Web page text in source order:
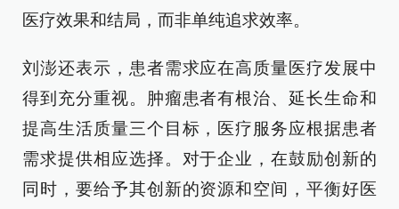
医疗效果和结局，而非单纯追求效率。
刘澎还表示，患者需求应在高质量医疗发展中
得到充分重视。肿瘤患者有根治、延长生命和
提高生活质量三个目标，医疗服务应根据患者
需求提供相应选择。对于企业，在鼓励创新的
同时，要给予其创新的资源和空间，平衡好医